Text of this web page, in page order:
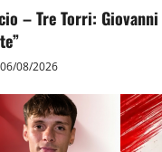
– Tre Torri:
06/08/2026